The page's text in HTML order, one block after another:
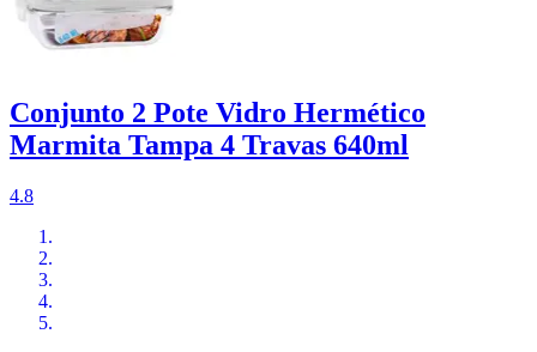
Conjunto 2 Pote Vidro Hermético
Marmita Tampa 4 Travas 640ml
4.8